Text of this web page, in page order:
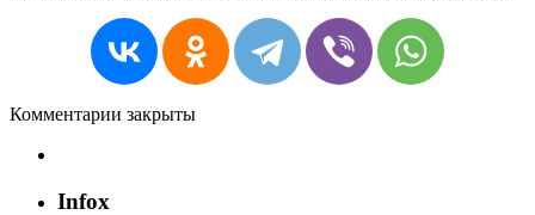
Комментарии закрыты
Infox